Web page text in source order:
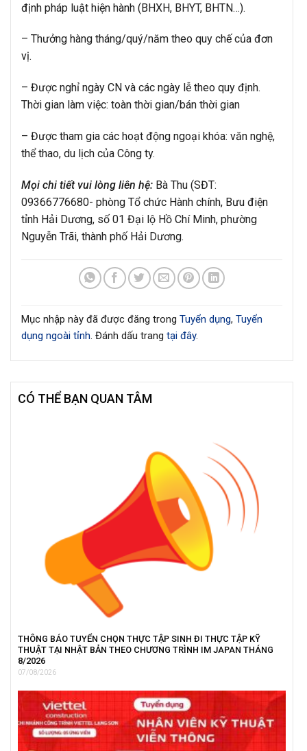
định pháp luật hiện hành (BHXH, BHYT, BHTN…).
– Thưởng hàng tháng/quý/năm theo quy chế của đơn
vị.
– Được nghỉ ngày CN và các ngày lễ theo quy định.
Thời gian làm việc: toàn thời gian/bán thời gian
– Được tham gia các hoạt động ngoại khóa: văn nghệ,
thể thao, du lịch của Công ty.
Mọi chi tiết vui lòng liên hệ: Bà Thu (SĐT:
09366776680- phòng Tổ chức Hành chính, Bưu điện
tỉnh Hải Dương, số 01 Đại lộ Hồ Chí Minh, phường
Nguyễn Trãi, thành phố Hải Dương.
Mục nhập này đã được đăng trong Tuyển dụng, Tuyển
dụng ngoài tỉnh. Đánh dấu trang tại đây.
CÓ THỂ BẠN QUAN TÂM
THÔNG BÁO TUYỂN CHỌN THỰC TẬP SINH ĐI THỰC TẬP KỸ
THUẬT TẠI NHẬT BẢN THEO CHƯƠNG TRÌNH IM JAPAN THÁNG
8/2026
07/08/2026